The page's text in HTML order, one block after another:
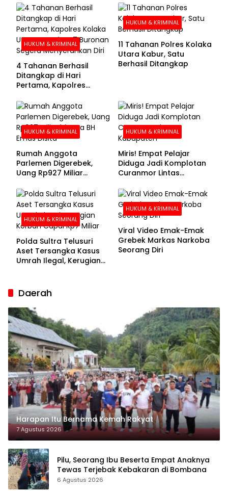
Evakuasi Jenazah
Korban
HUKUM & KRIMINAL
4 Tahanan Berhasil
Ditangkap di Hari
Pertama, Kapolres
Buronan Segera
Menyerahkan Diri
HUKUM & KRIMINAL
11 Tahanan Polres Kolaka
Utara Kabur, Satu
Berhasil Ditangkap
HUKUM & KRIMINAL
Rumah Anggota
Parlemen Digerebek,
Uang Rp927 Miliar
HUKUM & KRIMINAL
Miris! Empat Pelajar
Diduga Jadi Komplotan
Curanmor Lintas
HUKUM & KRIMINAL
Polda Sultra Telusuri
Aset Tersangka Kasus
Umrah Ilegal, Kerugian
HUKUM & KRIMINAL
Viral Video Emak-Emak
Grebek Markas Narkoba
Seorang Diri
Daerah
Harapan Itu Bernama Kemah Rakyat
7 Agustus 2026
Pilu, Seorang Ibu Beserta Empat Anaknya
Tewas Terjebak Kebakaran di Bombana
6 Agustus 2026